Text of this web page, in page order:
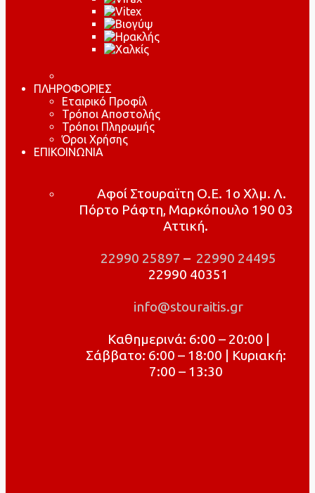
ΠΛΗΡΟΦΟΡΙΕΣ
Εταιρικό Προφίλ
Τρόποι Αποστολής
Τρόποι Πληρωμής
Όροι Χρήσης
ΕΠΙΚΟΙΝΩΝΙΑ
Αφοί Στουραϊτη Ο.Ε. 1ο Χλμ. Λ.
Πόρτο Ράφτη, Μαρκόπουλο 190 03
Αττική.
22990 25897 – 22990 24495
22990 40351
info@stouraitis.gr
Καθημερινά: 6:00 – 20:00 |
Σάββατο: 6:00 – 18:00 | Κυριακή:
7:00 – 13:30